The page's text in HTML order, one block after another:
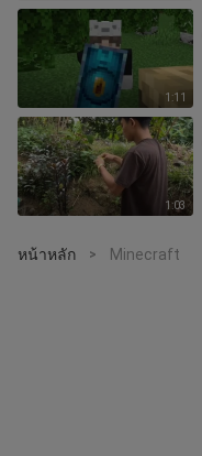
1:11
1:03
หน้าหลัก > Minecraft